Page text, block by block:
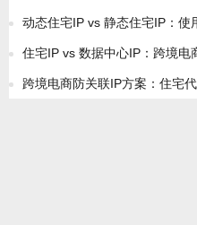
动态住宅IP vs 静态住宅IP：使
住宅IP vs 数据中心IP：跨境电
跨境电商防关联IP方案：住宅